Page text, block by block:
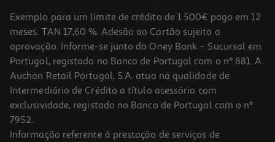
-10%
Exemplo para um limite de crédito de 1.500€ pago em 12
meses. TAN 17,60 %. Adesão ao Cartão sujeita a
aprovação. Informe-se junto do Oney Bank – Sucursal em
Portugal, registado no Banco de Portugal com o nº 881. A
Auchan Retail Portugal, S.A. atua na qualidade de
Intermediário de Crédito a título acessório com
exclusividade, registado no Banco de Portugal com o nº
7952.
Informação referente à prestação de serviços de